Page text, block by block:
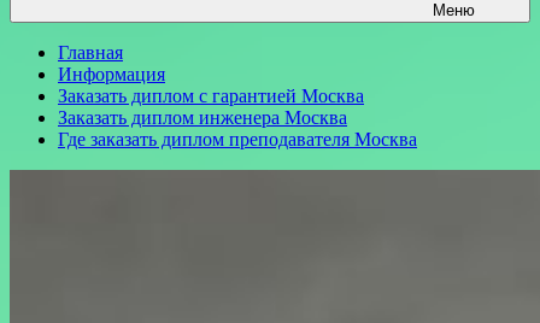
Меню
Главная
Информация
Заказать диплом с гарантией Москва
Заказать диплом инженера Москва
Где заказать диплом преподавателя Москва